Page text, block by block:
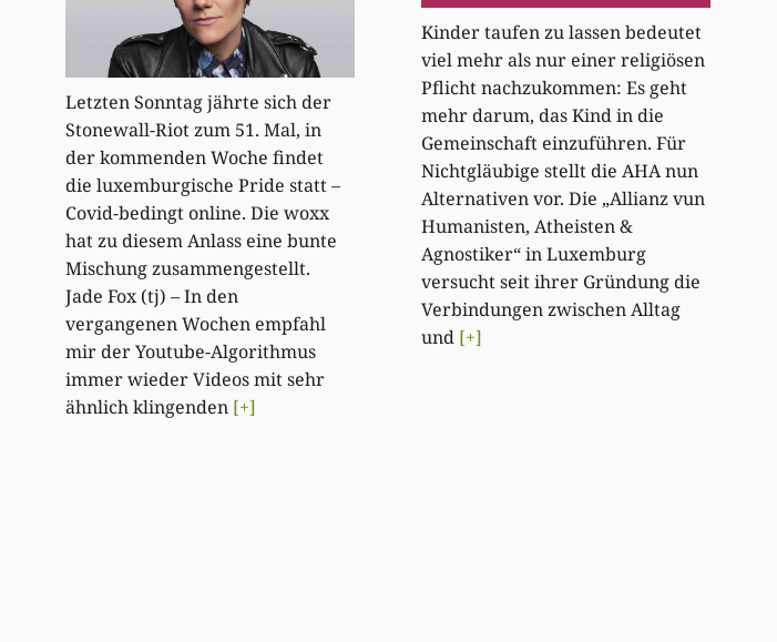
Letzten Sonntag jährte sich der
Stonewall-Riot zum 51. Mal, in
der kommenden Woche findet
die luxemburgische Pride statt –
Covid-bedingt online. Die woxx
hat zu diesem Anlass eine bunte
Mischung zusammengestellt.
Jade Fox (tj) – In den
vergangenen Wochen empfahl
mir der Youtube-Algorithmus
immer wieder Videos mit sehr
ähnlich klingenden [+]
Kinder taufen zu lassen bedeutet
viel mehr als nur einer religiösen
Pflicht nachzukommen: Es geht
mehr darum, das Kind in die
Gemeinschaft einzuführen. Für
Nichtgläubige stellt die AHA nun
Alternativen vor. Die „Allianz vun
Humanisten, Atheisten &
Agnostiker“ in Luxemburg
versucht seit ihrer Gründung die
Verbindungen zwischen Alltag
und [+]